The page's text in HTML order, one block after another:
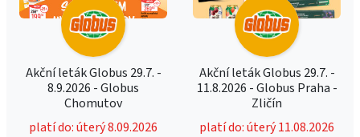
Akční leták Globus 29.7. -
8.9.2026 - Globus
Chomutov
platí do: úterý 8.09.2026
Akční leták Globus 29.7. -
11.8.2026 - Globus Praha -
Zličín
platí do: úterý 11.08.2026